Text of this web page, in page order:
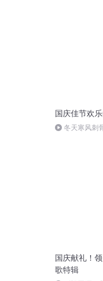
国庆佳节欢
冬天寒风刺
国庆献礼！
歌特辑